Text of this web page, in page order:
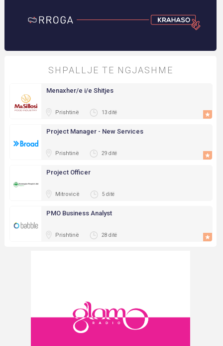
SHPALLJE TE NGJASHME
Menaxher/e i/e Shitjes
Prishtinë 13 ditë
Project Manager - New Services
Prishtinë 29 ditë
Project Officer
Mitrovicë 5 ditë
PMO Business Analyst
Prishtinë 28 ditë